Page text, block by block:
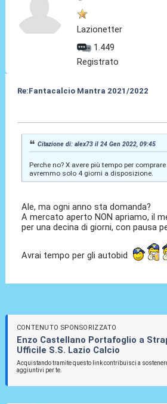
Lazionetter
1.449
Registrato
Re:Fantacalcio Mantra 2021/2022
Citazione di: alex73 il 24 Gen 2022, 09:45
Perche no? X avere più tempo per
avremmo solo 4 giorni a disposizione.
Ale, ma ogni anno sta domanda?
A mercato aperto NON apriamo, il
per una decina di giorni, con pausa
Avrai tempo per gli autobid
CONTENUTO SPONSORIZZATO
Enzo Castellano Portafoglio a
Ufficile S.S. Lazio Calcio
Acquistando tramite questo link contribuisci a
aggiuntivi per te.